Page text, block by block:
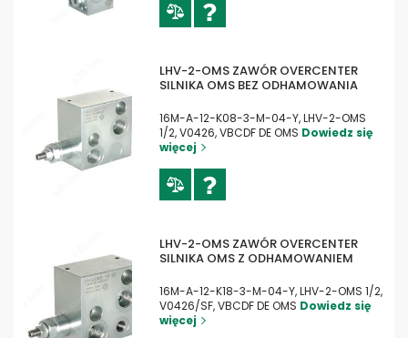
LHV-2-OMS ZAWÓR OVERCENTER
SILNIKA OMS BEZ ODHAMOWANIA
16M-A-12-K08-3-M-04-Y, LHV-2-OMS
1/2, V0426, VBCDF DE OMS Dowiedz się
więcej
LHV-2-OMS ZAWÓR OVERCENTER
SILNIKA OMS Z ODHAMOWANIEM
16M-A-12-K18-3-M-04-Y, LHV-2-OMS 1/2,
V0426/SF, VBCDF DE OMS Dowiedz się
więcej